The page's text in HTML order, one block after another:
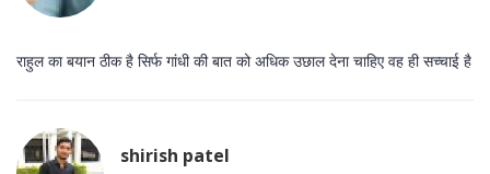
राहुल का बयान ठीक है सिर्फ गांधी की बात को अधिक उछाल देना चाहिए वह ही सच्चाई है
shirish patel